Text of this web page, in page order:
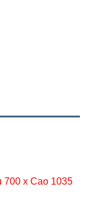
700 x Cao 1035